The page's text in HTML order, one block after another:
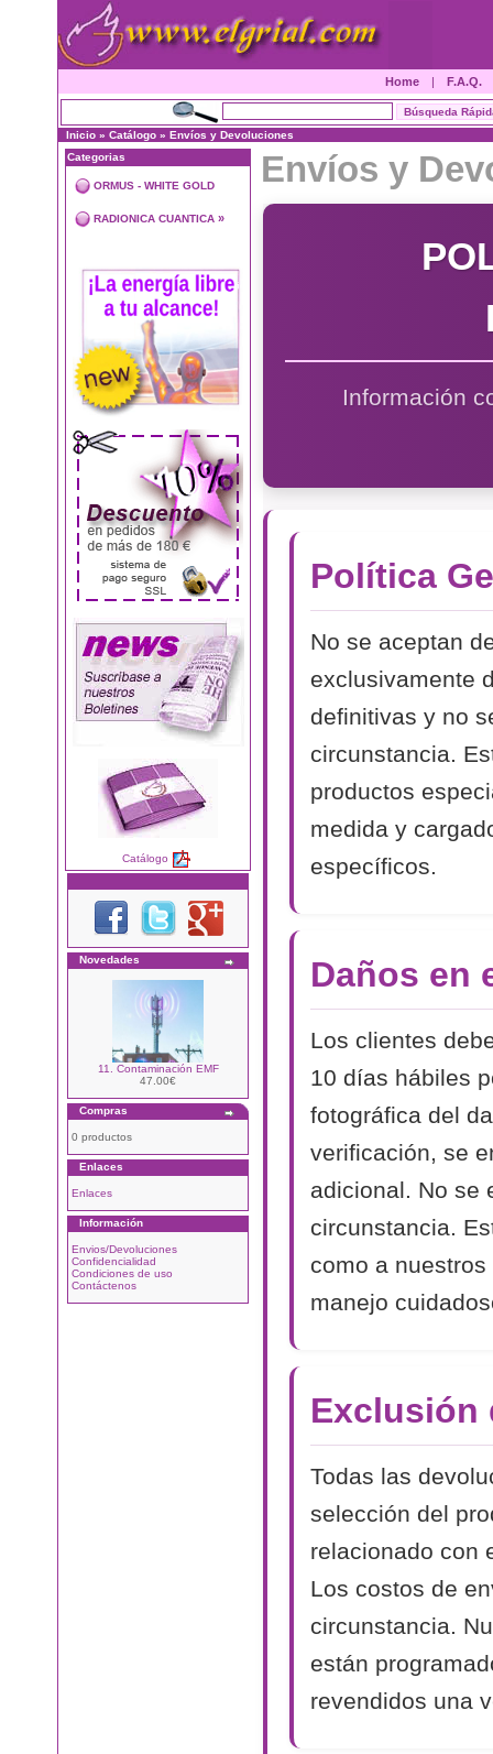
Home | F.A.Q.
Inicio » Catálogo » Envíos y Devoluciones
Categorias
ORMUS - WHITE GOLD
RADIONICA CUANTICA »
Catálogo
Novedades
11. Contaminación EMF
47.00€
Compras
0 productos
Enlaces
Enlaces
Información
Envios/Devoluciones
Confidencialidad
Condiciones de uso
Contáctenos
Envíos y
Información
Política
No se aceptan
exclusivamente
definitivas y no
circunstancia.
productos
medida y
específicos.
Daños en
Los clientes
10 días hábiles
fotográfica del
verificación, se
adicional. No se
circunstancia.
como a
manejo
Exclusión
Todas las
selección del
relacionado con
Los costos de
circunstancia.
están
revendidos una